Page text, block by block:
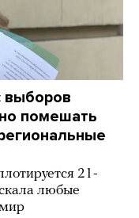
выборов
помешать
21-
любые